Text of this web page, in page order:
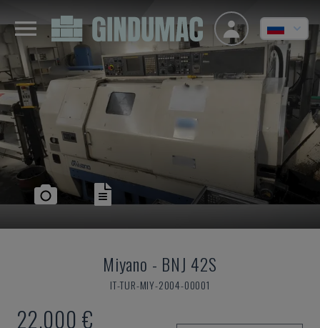
Miyano - BNJ 42S
IT-TUR-MIY-2004-00001
22.000 €